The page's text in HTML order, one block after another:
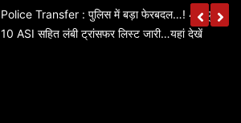
Police Transfer : पुलिस में बड़ा फेरबदल…! 46
10 ASI सहित लंबी ट्रांसफर लिस्ट जारी…यहां देखें